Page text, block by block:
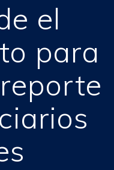
el
para